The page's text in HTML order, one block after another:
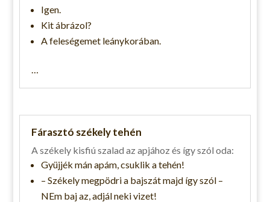
Igen.
Kit ábrázol?
A feleségemet leánykorában.
…
Fárasztó székely tehén
A székely kisfiú szalad az apjához és így szól oda:
Gyüjjék mán apám, csuklik a tehén!
– Székely megpödri a bajszát majd így szól –
NEm baj az, adjál neki vizet!